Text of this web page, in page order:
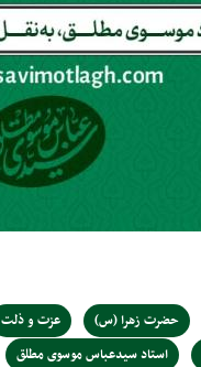
حضرت زهرا (س) عزت و ذلت
استاد سیدعباس موسوی مطلق